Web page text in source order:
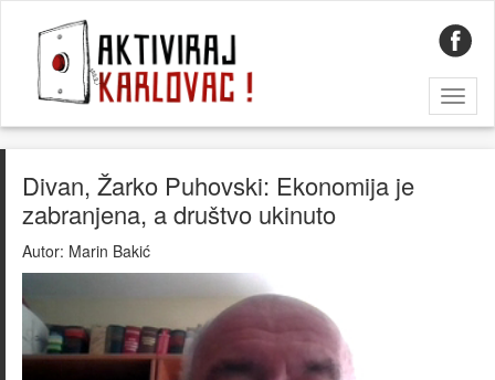
Divan, Žarko Puhovski: Ekonomija je
zabranjena, a društvo ukinuto
Autor: Marin Bakić